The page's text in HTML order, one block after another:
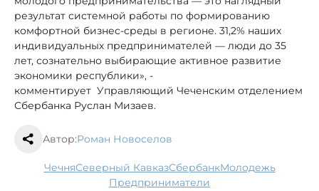
результат системной работы по формированию
комфортной бизнес-среды в регионе. 31,2% наших
индивидуальных предпринимателей — люди до 35
лет, сознательно выбирающие активное развитие
экономики республики», -
комментирует Управляющий Чеченским отделением
Сбербанка Руслан Мизаев.
Автор:Роман Новоселов
Чечня Северный Кавказ сбербанк
молодежь
предприниматели